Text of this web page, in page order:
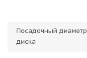
Посадочный диаметр
диска